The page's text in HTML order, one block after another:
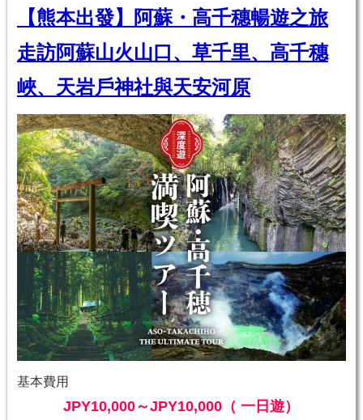
【熊本出發】阿蘇・高千穗暢遊之旅
走訪阿蘇山火山口、草千里、高千穗
峽、天岩戶神社與天安河原
基本費用
JPY10,000～JPY10,000（ 一日遊）